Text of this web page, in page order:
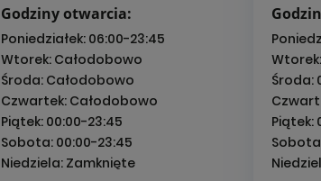
Godziny otwarcia:
Poniedziałek: 06:00-23:45
Wtorek: Całodobowo
Środa: Całodobowo
Czwartek: Całodobowo
Piątek: 00:00-23:45
Sobota: 00:00-23:45
Niedziela: Zamknięte
Wtorek:
Środa:
Piątek: